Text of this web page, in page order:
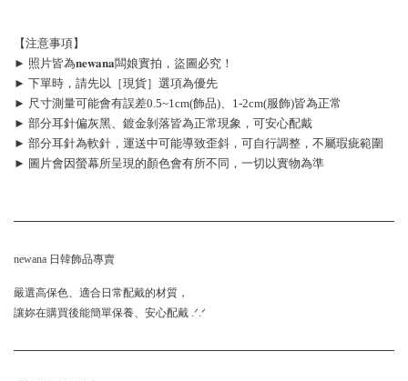
【注意事項】
► 照片皆為𝐧𝐞𝐰𝐚𝐧𝐚闆娘實拍，盜圖必究！
► 下單時，請先以［現貨］選項為優先
► 尺寸測量可能會有誤差0.5~1cm(飾品)、1-2cm(服飾)皆為正常
► 部分耳針偏灰黑、鍍金剝落皆為正常現象，可安心配戴
► 部分耳針為軟針，運送中可能導致歪斜，可自行調整，不屬瑕疵範圍
► 圖片會因螢幕所呈現的顏色會有所不同，一切以實物為準
newana 日韓飾品專賣
嚴選高保色、適合日常配戴的材質，
讓妳在購買後能簡單保養、安心配戴 .ᐟ.ᐟ